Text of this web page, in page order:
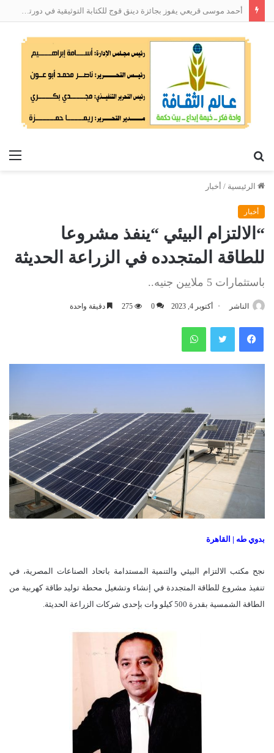
أحمد موسى قريعي يفوز بجائزة دينق قوج للكتابة التوثيقية في دورتها الأولى
الرئيسية / أخبار
أخبار
“الالتزام البيئي “ينفذ مشروعا
للطاقة المتجدده في الزراعة الحديثة
باستثمارات 5 ملايين جنيه..
الناشر أكتوبر 4, 2023 0
275 دقيقة واحدة
فيسبوك تويتر واتساب
بدوي طه | القاهرة
نجح مكتب الالتزام البيئي والتنمية المستدامة باتحاد الصناعات المصرية، في
تنفيذ مشروع للطاقة المتجددة في إنشاء وتشغيل محطة توليد طاقة كهربية من
الطاقة الشمسية بقدرة 500 كيلو وات بإحدى شركات الزراعة الحديثة.